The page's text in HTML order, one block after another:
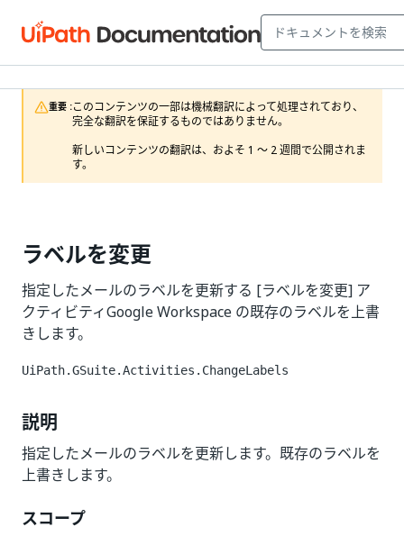
重要 :このコンテンツの一部は機械翻訳によって処理されており、
完全な翻訳を保証するものではありません。
新しいコンテンツの翻訳は、およそ 1 ～ 2 週間で公開されま
す。
ラベルを変更
指定したメールのラベルを更新する [ラベルを変更] ア
クティビティGoogle Workspace の既存のラベルを上書
きします。
UiPath.GSuite.Activities.ChangeLabels
説明
指定したメールのラベルを更新します。既存のラベルを
上書きします。
スコープ